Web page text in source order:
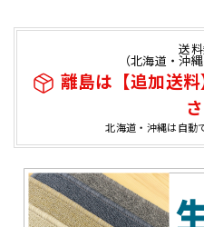
送
（北海道・沖
離島は【追加送
北海道・沖縄は自動